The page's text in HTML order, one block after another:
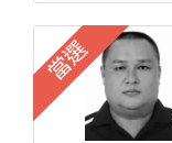
當選